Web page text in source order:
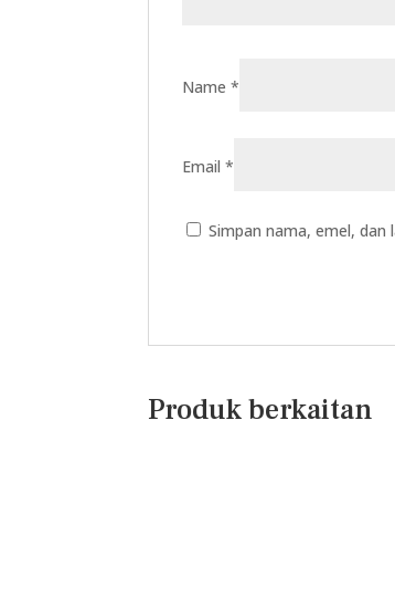
Name*
Email*
Simpan nama, emel, dan
Produk berkaitan